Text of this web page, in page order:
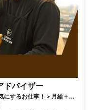
ドバイザー
にするお仕事！＞月給＋イ
生も♪